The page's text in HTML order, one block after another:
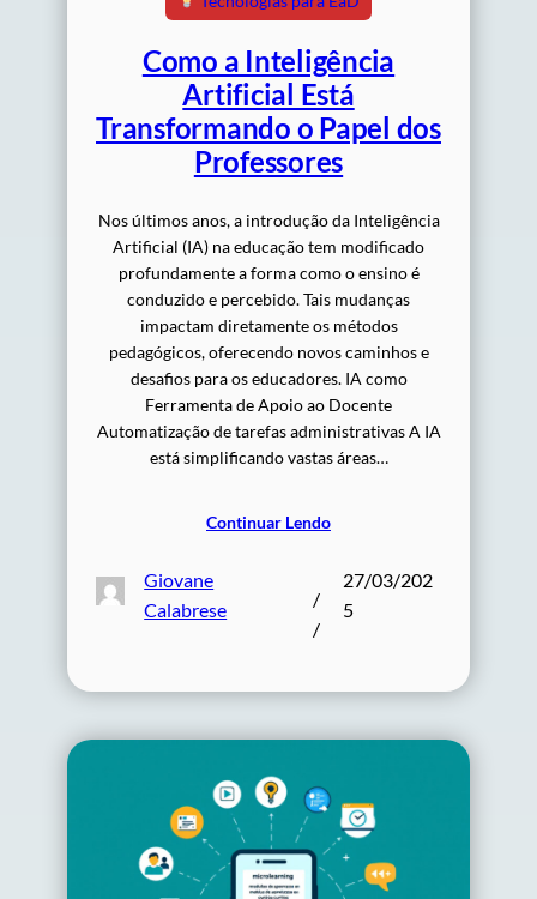
Como a Inteligência
Artificial Está
Transformando o Papel dos
Professores
Nos últimos anos, a introdução da Inteligência
Artificial (IA) na educação tem modificado
profundamente a forma como o ensino é
conduzido e percebido. Tais mudanças
impactam diretamente os métodos
pedagógicos, oferecendo novos caminhos e
desafios para os educadores. IA como
Ferramenta de Apoio ao Docente
Automatização de tarefas administrativas A IA
está simplificando vastas áreas…
Continuar Lendo
Giovane
Calabrese
/
/
27/03/202
5